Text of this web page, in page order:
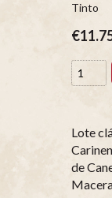
Tinto
Lote
de